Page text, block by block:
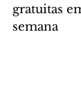
gratuitas
semana